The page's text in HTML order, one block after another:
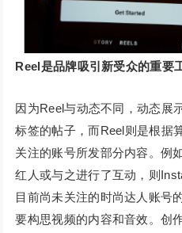
Reel是品牌吸引新受众的重要
因为Reel与动态不同，动态展
标签的帖子，而Reel则是根据
关注的账号所发部分内容。例
红人或与之进行了互动，则
目前尚未关注的时尚达人账号
要构思视频的内容和音效。创